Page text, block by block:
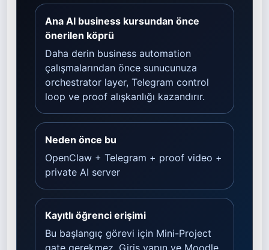
Ana AI business kursundan önce
önerilen köprü
Daha derin business automation
çalışmalarından önce sunucunuza
orchestrator layer, Telegram control
loop ve proof alışkanlığı kazandırır.
Neden önce bu
OpenClaw + Telegram + proof video +
private AI server
Kayıtlı öğrenci erişimi
Bu başlangıç görevi için Mini-Project